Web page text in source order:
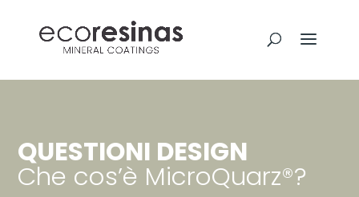
QUESTIONI DESIGN
Che cos’è MicroQuarz®?